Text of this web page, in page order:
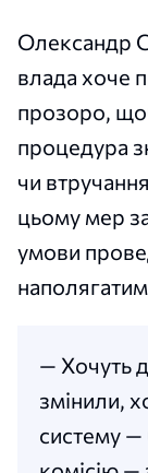
Олександр
влада хоче
прозоро,
процедура
чи
цьому мер
умови
— Хочуть
змінили,
систему —